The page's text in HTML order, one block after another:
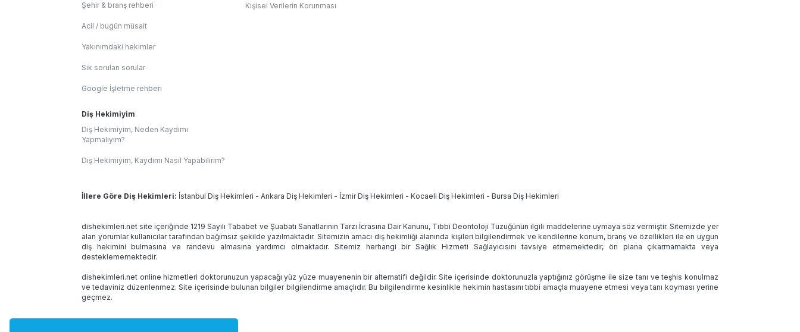
Şehir & branş rehberi
Acil / bugün müsait
Yakınımdaki hekimler
Sık sorulan sorular
Google İşletme rehberi
Diş Hekimiyim
Diş Hekimiyim, Neden Kaydımı
Yapmalıyım?
Diş Hekimiyim, Kaydımı Nasıl Yapabilirim?
Kişisel Verilerin Korunması
İllere Göre Diş Hekimleri: İstanbul Diş Hekimleri - Ankara Diş Hekimleri - İzmir Diş Hekimleri - Kocaeli Diş Hekimleri - Bursa Diş Hekimleri
dishekimleri.net site içeriğinde 1219 Sayılı Tababet ve Şuabatı Sanatlarının Tarzı İcrasına Dair Kanunu, Tıbbi Deontoloji Tüzüğünün ilgili maddelerine uymaya söz vermiştir. Sitemizde yer
alan yorumlar kullanıcılar tarafından bağımsız şekilde yazılmaktadır. Sitemizin amacı diş hekimliği alanında kişileri bilgilendirmek ve kendilerine konum, branş ve özellikleri ile en uygun
diş hekimini bulmasına ve randevu almasına yardımcı olmaktadır. Sitemiz herhangi bir Sağlık Hizmeti Sağlayıcısını tavsiye etmemektedir, ön plana çıkarmamakta veya
desteklememektedir.
dishekimleri.net online hizmetleri doktorunuzun yapacağı yüz yüze muayenenin bir alternatifi değildir. Site içerisinde doktorunuzla yaptığınız görüşme ile size tanı ve teşhis konulmaz
ve tedaviniz düzenlenmez. Site içerisinde bulunan bilgiler bilgilendirme amaçlıdır. Bu bilgilendirme kesinlikle hekimin hastasını tıbbi amaçla muayene etmesi veya tanı koyması yerine
geçmez.